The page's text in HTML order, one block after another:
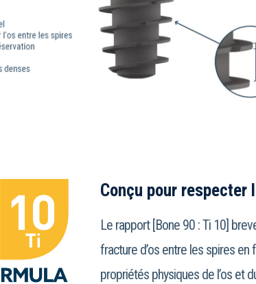
Conçu pour respecter
Le rapport [Bone 90 : Ti 10]
fracture d’os entre les spires
propriétés physiques de l’os et